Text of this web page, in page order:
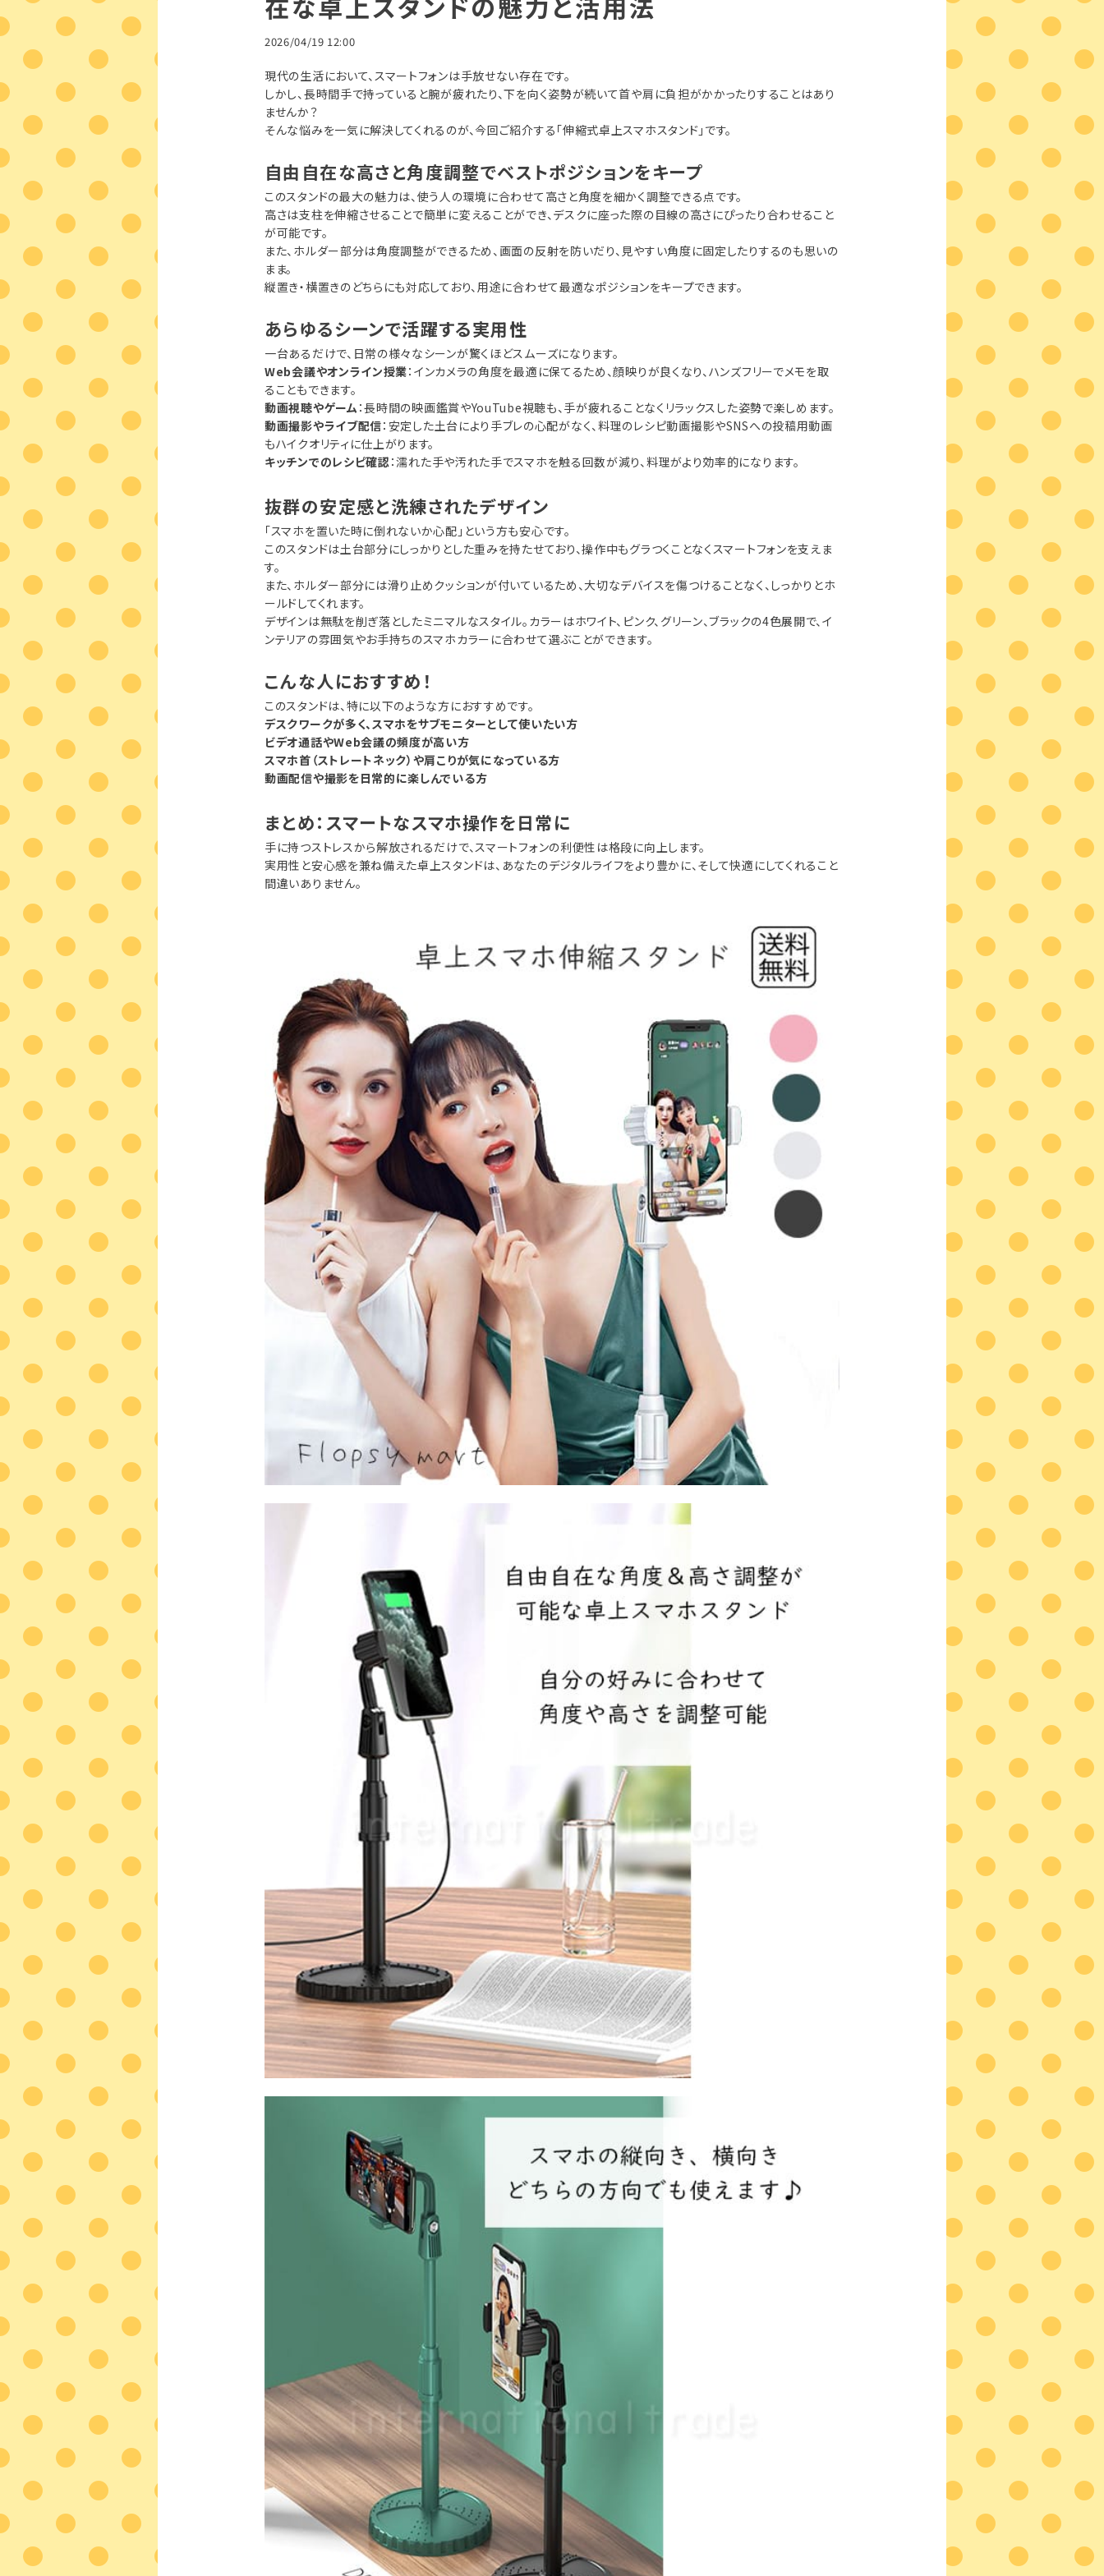
2026/04/19 12:00
現代の生活において、スマートフォンは手放せない存在です。
しかし、長時間手で持っていると腕が疲れたり、下を向く姿勢が続いて首や肩に負担がかかったりすることはあり
ませんか？
そんな悩みを一気に解決してくれるのが、今回ご紹介する「伸縮式卓上スマホスタンド」です。
自由自在な高さと角度調整でベストポジションをキープ
このスタンドの最大の魅力は、使う人の環境に合わせて高さと角度を細かく調整できる点です。
高さは支柱を伸縮させることで簡単に変えることができ、デスクに座った際の目線の高さにぴったり合わせること
が可能です。
また、ホルダー部分は角度調整ができるため、画面の反射を防いだり、見やすい角度に固定したりするのも思いの
まま。
縦置き・横置きのどちらにも対応しており、用途に合わせて最適なポジションをキープできます。
あらゆるシーンで活躍する実用性
一台あるだけで、日常の様々なシーンが驚くほどスムーズになります。
Web会議やオンライン授業：インカメラの角度を最適に保てるため、顔映りが良くなり、ハンズフリーでメモを取
ることもできます。
動画視聴やゲーム：長時間の映画鑑賞やYouTube視聴も、手が疲れることなくリラックスした姿勢で楽しめます。
動画撮影やライブ配信：安定した土台により手ブレの心配がなく、料理のレシピ動画撮影やSNSへの投稿用動画
もハイクオリティに仕上がります。
キッチンでのレシピ確認：濡れた手や汚れた手でスマホを触る回数が減り、料理がより効率的になります。
抜群の安定感と洗練されたデザイン
「スマホを置いた時に倒れないか心配」という方も安心です。
このスタンドは土台部分にしっかりとした重みを持たせており、操作中もグラつくことなくスマートフォンを支えま
す。
また、ホルダー部分には滑り止めクッションが付いているため、大切なデバイスを傷つけることなく、しっかりとホ
ールドしてくれます。
デザインは無駄を削ぎ落としたミニマルなスタイル。カラーはホワイト、ピンク、グリーン、ブラックの4色展開で、イ
ンテリアの雰囲気やお手持ちのスマホカラーに合わせて選ぶことができます。
こんな人におすすめ！
このスタンドは、特に以下のような方におすすめです。
デスクワークが多く、スマホをサブモニターとして使いたい方
ビデオ通話やWeb会議の頻度が高い方
スマホ首（ストレートネック）や肩こりが気になっている方
動画配信や撮影を日常的に楽しんでいる方
まとめ：スマートなスマホ操作を日常に
手に持つストレスから解放されるだけで、スマートフォンの利便性は格段に向上します。
実用性と安心感を兼ね備えた卓上スタンドは、あなたのデジタルライフをより豊かに、そして快適にしてくれること
間違いありません。